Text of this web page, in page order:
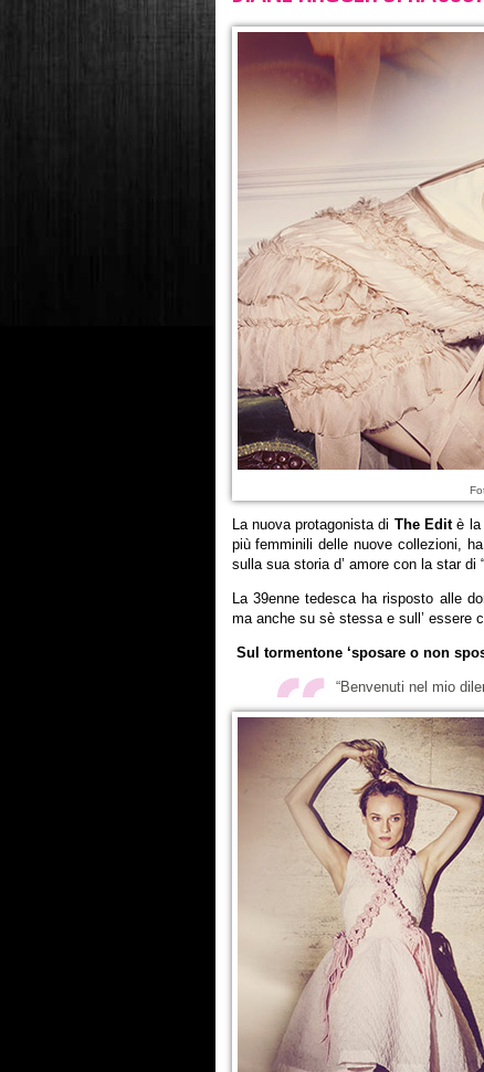
La nuova protagonista di The Editè la
più femminili delle nuove collezioni,
sulla sua storia d’ amore con la star di “
La 39enne tedesca ha risposto alle
ma anche su sè stessa e sull’ essere
Sul tormentone ‘sposare o non
“Benvenuti nel mio